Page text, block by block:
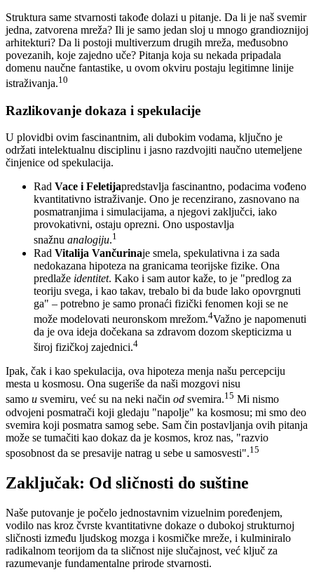
Struktura same stvarnosti takođe dolazi u pitanje. Da li je naš svemir
jedna, zatvorena mreža? Ili je samo jedan sloj u mnogo grandioznijoj
arhitekturi? Da li postoji multiverzum drugih mreža, međusobno
povezanih, koje zajedno uče? Pitanja koja su nekada pripadala
domenu naučne fantastike, u ovom okviru postaju legitimne linije
istraživanja.10
Razlikovanje dokaza i spekulacije
U plovidbi ovim fascinantnim, ali dubokim vodama, ključno je
održati intelektualnu disciplinu i jasno razdvojiti naučno utemeljene
činjenice od spekulacija.
Rad Vace i Feletijapredstavlja fascinantno, podacima vođeno
kvantitativno istraživanje. Ono je recenzirano, zasnovano na
posmatranjima i simulacijama, a njegovi zaključci, iako
provokativni, ostaju oprezni. Ono uspostavlja
snažnu analogiju.1
Rad Vitalija Vančurinaje smela, spekulativna i za sada
nedokazana hipoteza na granicama teorijske fizike. Ona
predlaže identitet. Kako i sam autor kaže, to je "predlog za
teoriju svega, i kao takav, trebalo bi da bude lako opovrgnuti
ga" – potrebno je samo pronaći fizički fenomen koji se ne
može modelovati neuronskom mrežom.4Važno je napomenuti
da je ova ideja dočekana sa zdravom dozom skepticizma u
široj fizičkoj zajednici.4
Ipak, čak i kao spekulacija, ova hipoteza menja našu percepciju
mesta u kosmosu. Ona sugeriše da naši mozgovi nisu
samo u svemiru, već su na neki način od svemira.15 Mi nismo
odvojeni posmatrači koji gledaju "napolje" ka kosmosu; mi smo deo
svemira koji posmatra samog sebe. Sam čin postavljanja ovih pitanja
može se tumačiti kao dokaz da je kosmos, kroz nas, "razvio
sposobnost da se presavije natrag u sebe u samosvesti".15
Zaključak: Od sličnosti do suštine
Naše putovanje je počelo jednostavnim vizuelnim poređenjem,
vodilo nas kroz čvrste kvantitativne dokaze o dubokoj strukturnoj
sličnosti između ljudskog mozga i kosmičke mreže, i kulminiralo
radikalnom teorijom da ta sličnost nije slučajnost, već ključ za
razumevanje fundamentalne prirode stvarnosti.